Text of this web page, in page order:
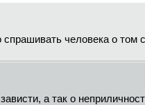
человека о том
а так о